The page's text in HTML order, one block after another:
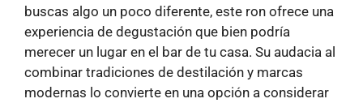
buscas algo un poco diferente, este ron ofrece una
experiencia de degustación que bien podría
merecer un lugar en el bar de tu casa. Su audacia al
combinar tradiciones de destilación y marcas
modernas lo convierte en una opción a considerar